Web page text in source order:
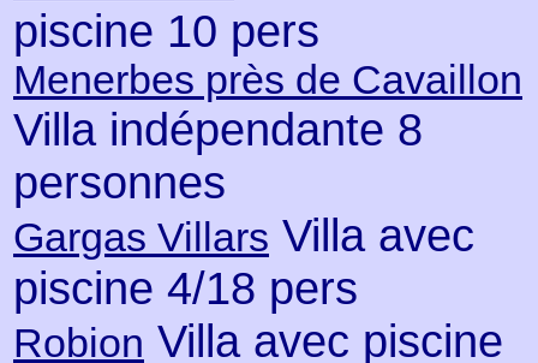
piscine 10 pers
Menerbes près de Cavaillon
Villa indépendante 8
personnes
Gargas Villars Villa avec
piscine 4/18 pers
Robion Villa avec piscine